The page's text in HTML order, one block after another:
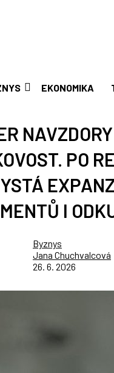
EKONOMIKA
PO
I
Byznys
Jana Chuchvalcová
26. 6. 2026